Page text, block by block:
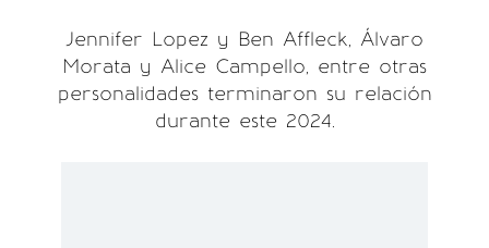
Jennifer Lopez y Ben Affleck, Álvaro
Morata y Alice Campello, entre otras
personalidades terminaron su relación
durante este 2024.